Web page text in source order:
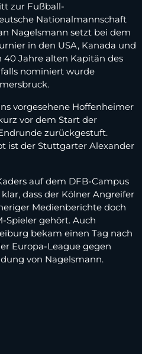
zur Fußball-
Nationalmannschaft
Nagelsmann setzt bei dem
in den USA, Kanada und
40 Jahre alten Kapitän des
nominiert wurde
vorgesehene Hoffenheimer
vor dem Start der
zurückgestuft.
ist der Stuttgarter Alexander
auf dem DFB-Campus
dass der Kölner Angreifer
Medienberichte doch
Spieler gehört. Auch
bekam einen Tag nach
Europa-League gegen
von Nagelsmann.